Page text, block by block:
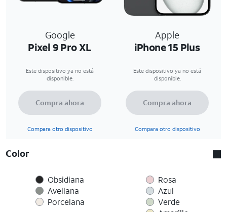
Google
Pixel 9 Pro XL
Apple
iPhone 15 Plus
Este dispositivo ya no está
disponible.
Este dispositivo ya no está
disponible.
Compra ahora
Compara otro dispositivo
Compra ahora
Compara otro dispositivo
Color
Obsidiana
Avellana
Porcelana
Rosa
Azul
Verde